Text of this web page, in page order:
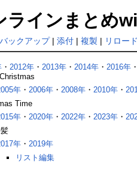
ラインまとめ
バックアップ| 添付| 複製 | リロー
・ 2012年 ・ 2013年 ・ 2014年 ・ 2016年
年 ・2006年 ・2008年 ・2010年 ・
Time
年 ・2020年 ・2022年 ・2023年 ・
年 ・2019年
リスト編集